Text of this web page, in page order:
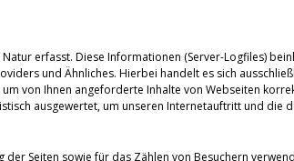
erfasst. Diese Informationen (Server-Logfiles)
und Ähnliches. Hierbei handelt es sich
von Ihnen angeforderte Inhalte von Webseiten
ausgewertet, um unseren Internetauftritt und die
Seiten sowie für das Zählen von Besuchern